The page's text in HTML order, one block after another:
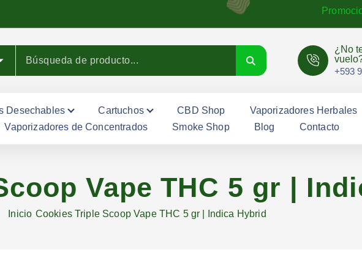
¿No
+593
Desechables Cartuchos CBD Shop
Vaporizadores Herbales
Vaporizadores de Concentrados
Smoke Shop Blog Contacto
Vape THC 5 gr |
Inicio Cookies Triple Scoop Vape THC 5 gr | Indica Hybrid